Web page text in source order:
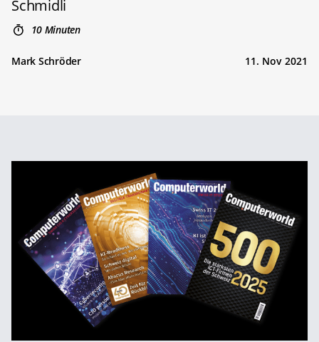
Schmidli
10 Minuten
Mark Schröder 11. Nov 2021